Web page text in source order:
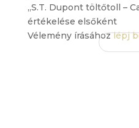
„S.T. Dupont töltőtoll –
értékelése elsőként
Vélemény írásáhozlépj